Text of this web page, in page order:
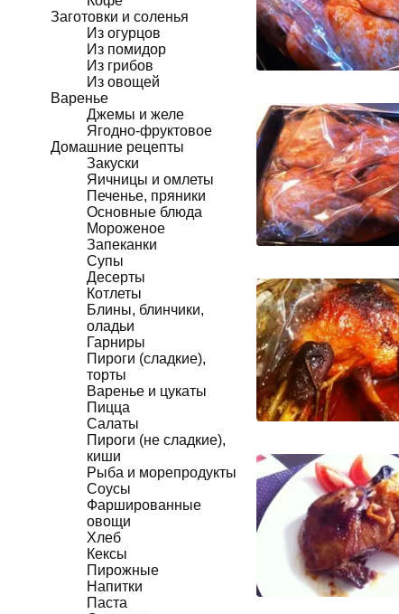
Заготовки и соленья
Из огурцов
Из помидор
Из грибов
Из овощей
Варенье
Джемы и желе
Ягодно-фруктовое
Домашние рецепты
Закуски
Яичницы и омлеты
Печенье, пряники
Основные блюда
Мороженое
Запеканки
Супы
Десерты
Котлеты
Блины, блинчики,
оладьи
Гарниры
Пироги (сладкие),
торты
Варенье и цукаты
Пицца
Салаты
Пироги (не сладкие),
киши
Рыба и морепродукты
Соусы
Фаршированные
овощи
Хлеб
Кексы
Пирожные
Напитки
Паста